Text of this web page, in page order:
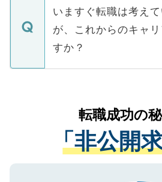
に、医療機関が求める条
みを人材紹介会社に依頼
ています。
の辞退の連絡はキャリア
で、ご安心ください。当
などで収集したご登録者
ご本人のキャリアアップ
支援を目的に使用いたし
ているすべての個人デ
は、個人情報の取り扱い
管理基準を満たした事業
る、プライバシーマーク
いますぐ転職は考え
が、これからのキャ
すか？
かがいして、現在の医療
経験をまじえながら、適
させていただきます。す
ない方には、長期的なサ
ので、まずはご登録くだ
転職成功の
「非公開